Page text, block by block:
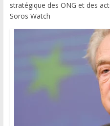
stratégique des ONG et des
Soros Watch